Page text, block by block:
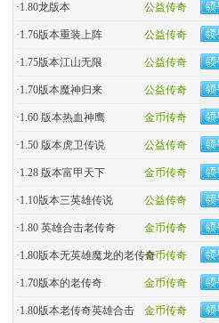
公益传奇
·1.80龙版本
公益传奇
·1.76版本重装上阵
公益传奇
·1.75版本江山无限
公益传奇
·1.70版本魔神归来
金币传奇
·1.60 版本热血神鹰
公益传奇
·1.50 版本虎卫传说
金币传奇
·1.28 版本富甲天下
公益传奇
·1.10版本三英雄传说
金币传奇
·1.80 英雄合击老传奇
金币传奇
·1.80版本无英雄魔龙的老传奇
金币传奇
·1.70版本的老传奇
金币传奇
·1.80版本老传奇英雄合击